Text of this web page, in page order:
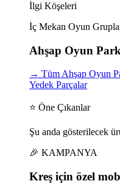
İlgi Köşeleri
İç Mekan Oyun
Ahşap Oyun
→ Tüm Ahşap Oyun
Yedek Parçalar
⭐ Öne Çıkanlar
Şu anda gösterilecek
🎉 KAMPANYA
Kreş için özel